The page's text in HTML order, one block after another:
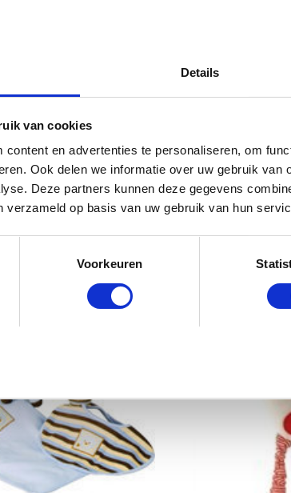
Details
van cookies
content en advertenties te personaliseren, om
Ook delen we informatie over uw gebruik van
Deze partners kunnen deze gegevens
verzameld op basis van uw gebruik van hun
Voorkeuren